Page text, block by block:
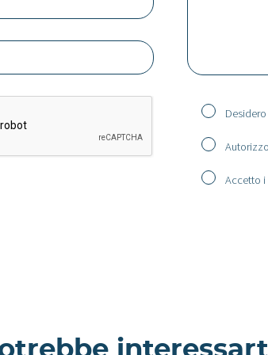
Accetto i